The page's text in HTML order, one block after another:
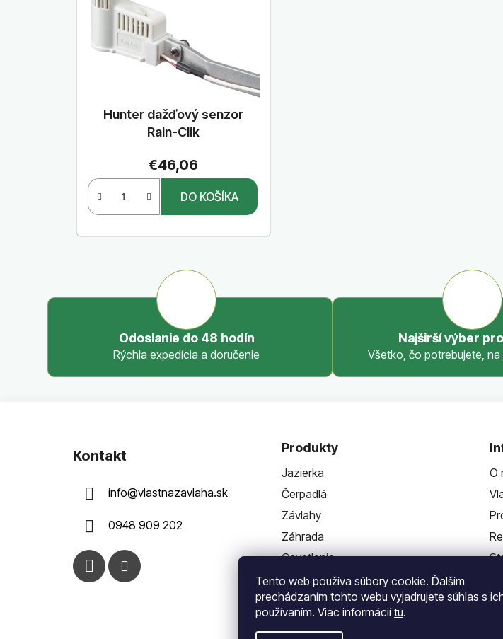
Tento web používa súbory cookie. Ďalším
prechádzaním tohto webu vyjadrujete súhlas s
používaním. Viac informácií tu.
Hunter dažďový senzor
Rain-Clik
€46,06
DO KOŠÍKA
Odoslanie do 48 hodín
Rýchla expedícia a doručenie
Najširší výber
Všetko, čo potrebujete,
Kontakt
info@vlastnazavlaha.sk
0948 909 202
Produkty
Jazierka
Čerpadlá
Závlahy
Záhrada
Osvetlenie
O